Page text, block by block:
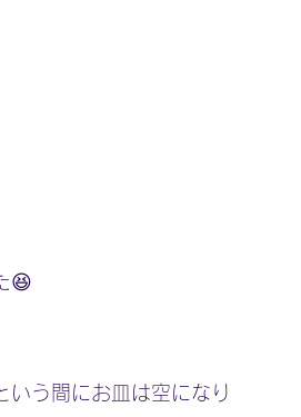
😆
いう間にお皿は空になり